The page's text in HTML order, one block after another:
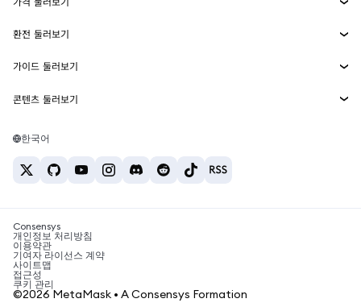
MetaMask Connect
Snaps
웹3 서비스
보안
고객 지원
채용
이더리움 가격
솔라나 가격
테더 가격
환전 둘러보기
ETH를 USD로 환전
USDT를 INR로 환전
BTC를 INR로 환전
ETH를 USDT로 환전
가이드 둘러보기
ETH 매수
USDT 매수
SHIB 매수
BNB 매수
콘텐츠 둘러보기
솔라나 지갑
암호화폐 세금 뉴스
암호화폐 매수 방법
비트코인 매도 방법
한국어
Consensys
개인정보 처리방침
이용약관
기여자 라이선스 계약
사이트맵
접근성
쿠키 관리
©2026 MetaMask • A Consensys Formation